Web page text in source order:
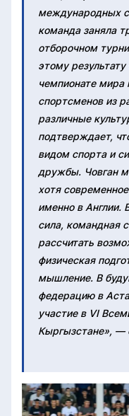
международных
команда заняла
отборочном
этому
чемпионате мира
спортсменов из
различные
подтверждает,
видом спорта и
дружбы. Човган
хотя
именно в Англии.
сила, командная
рассчитать
физическая
мышление. В
федерацию в
участие в VI
Кыргызстане», —